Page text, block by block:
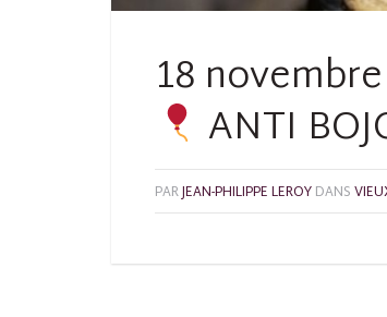
18
ANTI
PARJEAN-PHILIPPE LEROYDANS